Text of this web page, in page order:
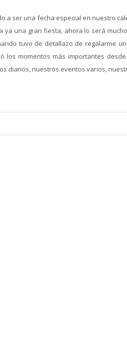
a ser una fecha especial en nuestro
una gran fiesta, ahora lo será
tuvo de detallazo de regalarme
los momentos más importantes
diarios, nuestros eventos varios,